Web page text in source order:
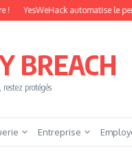
automatise le pentest par
BREACH
restez protégés
Entreprise